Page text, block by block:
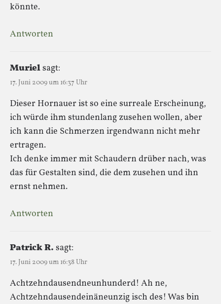
könnte.
Antworten
Murielsagt:
17. Juni 2009 um 16:37 Uhr
Dieser Hornauer ist so eine surreale Erscheinung,
ich würde ihm stundenlang zusehen wollen, aber
ich kann die Schmerzen irgendwann nicht mehr
ertragen.
Ich denke immer mit Schaudern drüber nach, was
das für Gestalten sind, die dem zusehen und ihn
ernst nehmen.
Antworten
Patrick R. sagt:
17. Juni 2009 um 16:38 Uhr
Achtzehndausendneunhunderd! Ah ne,
Achtzehndausendeinäneunzig isch des! Was bin